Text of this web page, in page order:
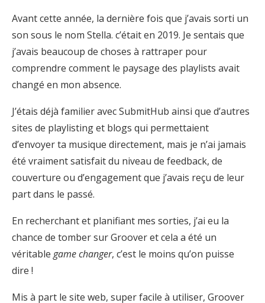
Avant cette année, la dernière fois que j’avais sorti un
son sous le nom Stella. c’était en 2019. Je sentais que
j’avais beaucoup de choses à rattraper pour
comprendre comment le paysage des playlists avait
changé en mon absence.
J’étais déjà familier avec SubmitHub ainsi que d’autres
sites de playlisting et blogs qui permettaient
d’envoyer ta musique directement, mais je n’ai jamais
été vraiment satisfait du niveau de feedback, de
couverture ou d’engagement que j’avais reçu de leur
part dans le passé.
En recherchant et planifiant mes sorties, j’ai eu la
chance de tomber sur Groover et cela a été un
véritable game changer, c’est le moins qu’on puisse
dire !
Mis à part le site web, super facile à utiliser, Groover